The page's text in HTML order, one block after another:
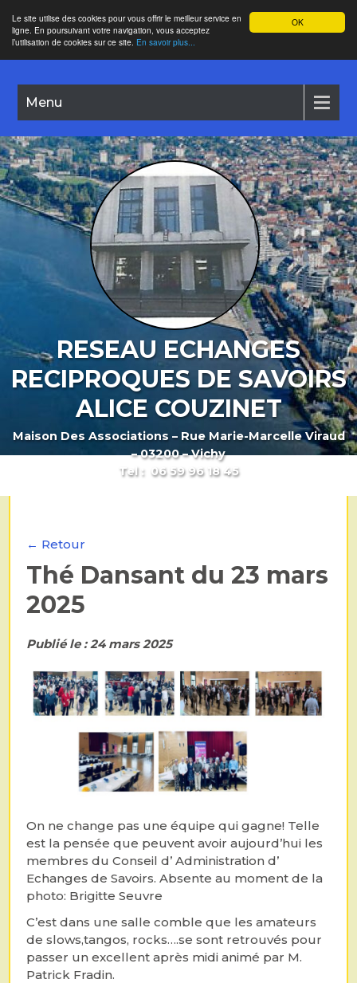
OK
Le site utilise des cookies pour vous offrir le meilleur service en
ligne. En poursuivant votre navigation, vous acceptez
l’utilisation de cookies sur ce site. En savoir plus...
Menu
RESEAU ECHANGES
RECIPROQUES DE SAVOIRS
ALICE COUZINET
Maison Des Associations – Rue Marie-Marcelle Viraud
– 03200 – Vichy
Tel : 06 59 96 18 45
← Retour
Thé Dansant du 23 mars
2025
Publié le : 24 mars 2025
On ne change pas une équipe qui gagne! Telle
est la pensée que peuvent avoir aujourd’hui les
membres du Conseil d’ Administration d’
Echanges de Savoirs. Absente au moment de la
photo: Brigitte Seuvre
C’est dans une salle comble que les amateurs
de slows,tangos, rocks….se sont retrouvés pour
passer un excellent après midi animé par M.
Patrick Fradin.